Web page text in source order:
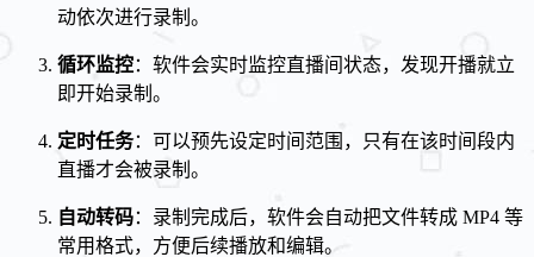
动依次进行录制。
循环监控：软件会实时监控直播间状态，发现开播就立
即开始录制。
定时任务：可以预先设定时间范围，只有在该时间段内
直播才会被录制。
自动转码：录制完成后，软件会自动把文件转成 MP4 等
常用格式，方便后续播放和编辑。